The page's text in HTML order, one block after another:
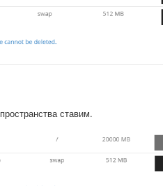
ставим.